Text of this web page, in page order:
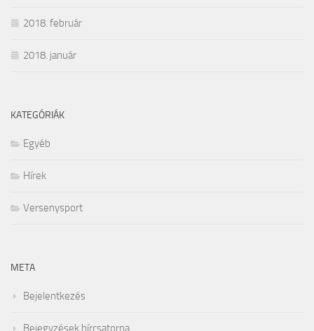
2018. február
2018. január
KATEGÓRIÁK
Egyéb
Hírek
Versenysport
META
Bejelentkezés
Bejegyzések hírcsatorna